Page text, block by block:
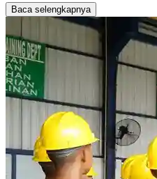
Baca selengkapnya